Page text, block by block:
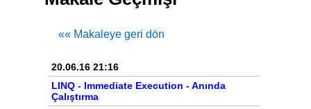
«« Makaleye geri dön
20.06.16 21:16
LINQ - Immediate Execution - Anında
Çalıştırma